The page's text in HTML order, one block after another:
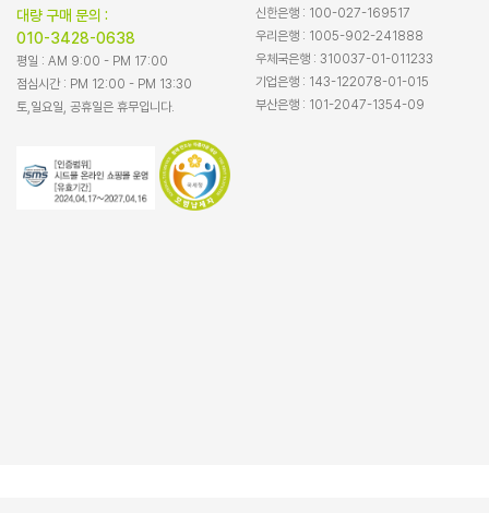
대량 구매 문의 :
010-3428-0638
평일 : AM 9:00 - PM 17:00
점심시간 : PM 12:00 - PM 13:30
토,일요일, 공휴일은 휴무입니다.
신한은행 : 100-027-169517
우리은행 : 1005-902-241888
우체국은행 : 310037-01-011233
기업은행 : 143-122078-01-015
부산은행 : 101-2047-1354-09